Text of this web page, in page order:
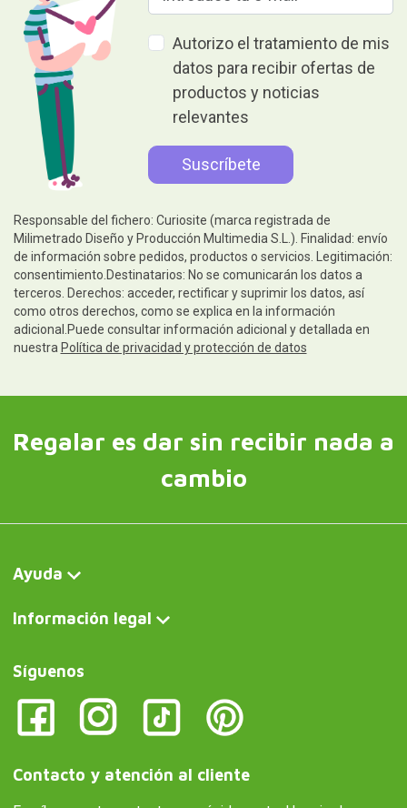
Autorizo el tratamiento de mis
datos para recibir ofertas de
productos y noticias
relevantes
Responsable del fichero: Curiosite (marca registrada de
Milimetrado Diseño y Producción Multimedia S.L.). Finalidad: envío
de información sobre pedidos, productos o servicios. Legitimación:
consentimiento.Destinatarios: No se comunicarán los datos a
terceros. Derechos: acceder, rectificar y suprimir los datos, así
como otros derechos, como se explica en la información
adicional.Puede consultar información adicional y detallada en
nuestra Política de privacidad y protección de datos
Regalar es dar sin recibir nada a
cambio
Ayuda
Información legal
Síguenos
Contacto y atención al cliente